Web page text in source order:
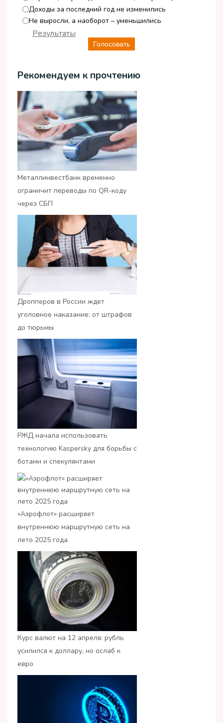
Доходы за последний год не изменились
Не выросли, а наоборот – уменьшились
Голосовать
Результаты
Рекомендуем к прочтению
Металлинвестбанк временно
ограничит переводы по QR-коду
через СБП
Дропперов в России ждет
уголовное наказание: от штрафов
до тюрьмы
РЖД начала использовать
технологию Kaspersky для борьбы с
ботами и спекулянтами
«Аэрофлот» расширяет
внутреннюю маршрутную сеть на
лето 2025 года
Курс валют на 12 апреля: рубль
усилился к доллару, но ослаб к
евро